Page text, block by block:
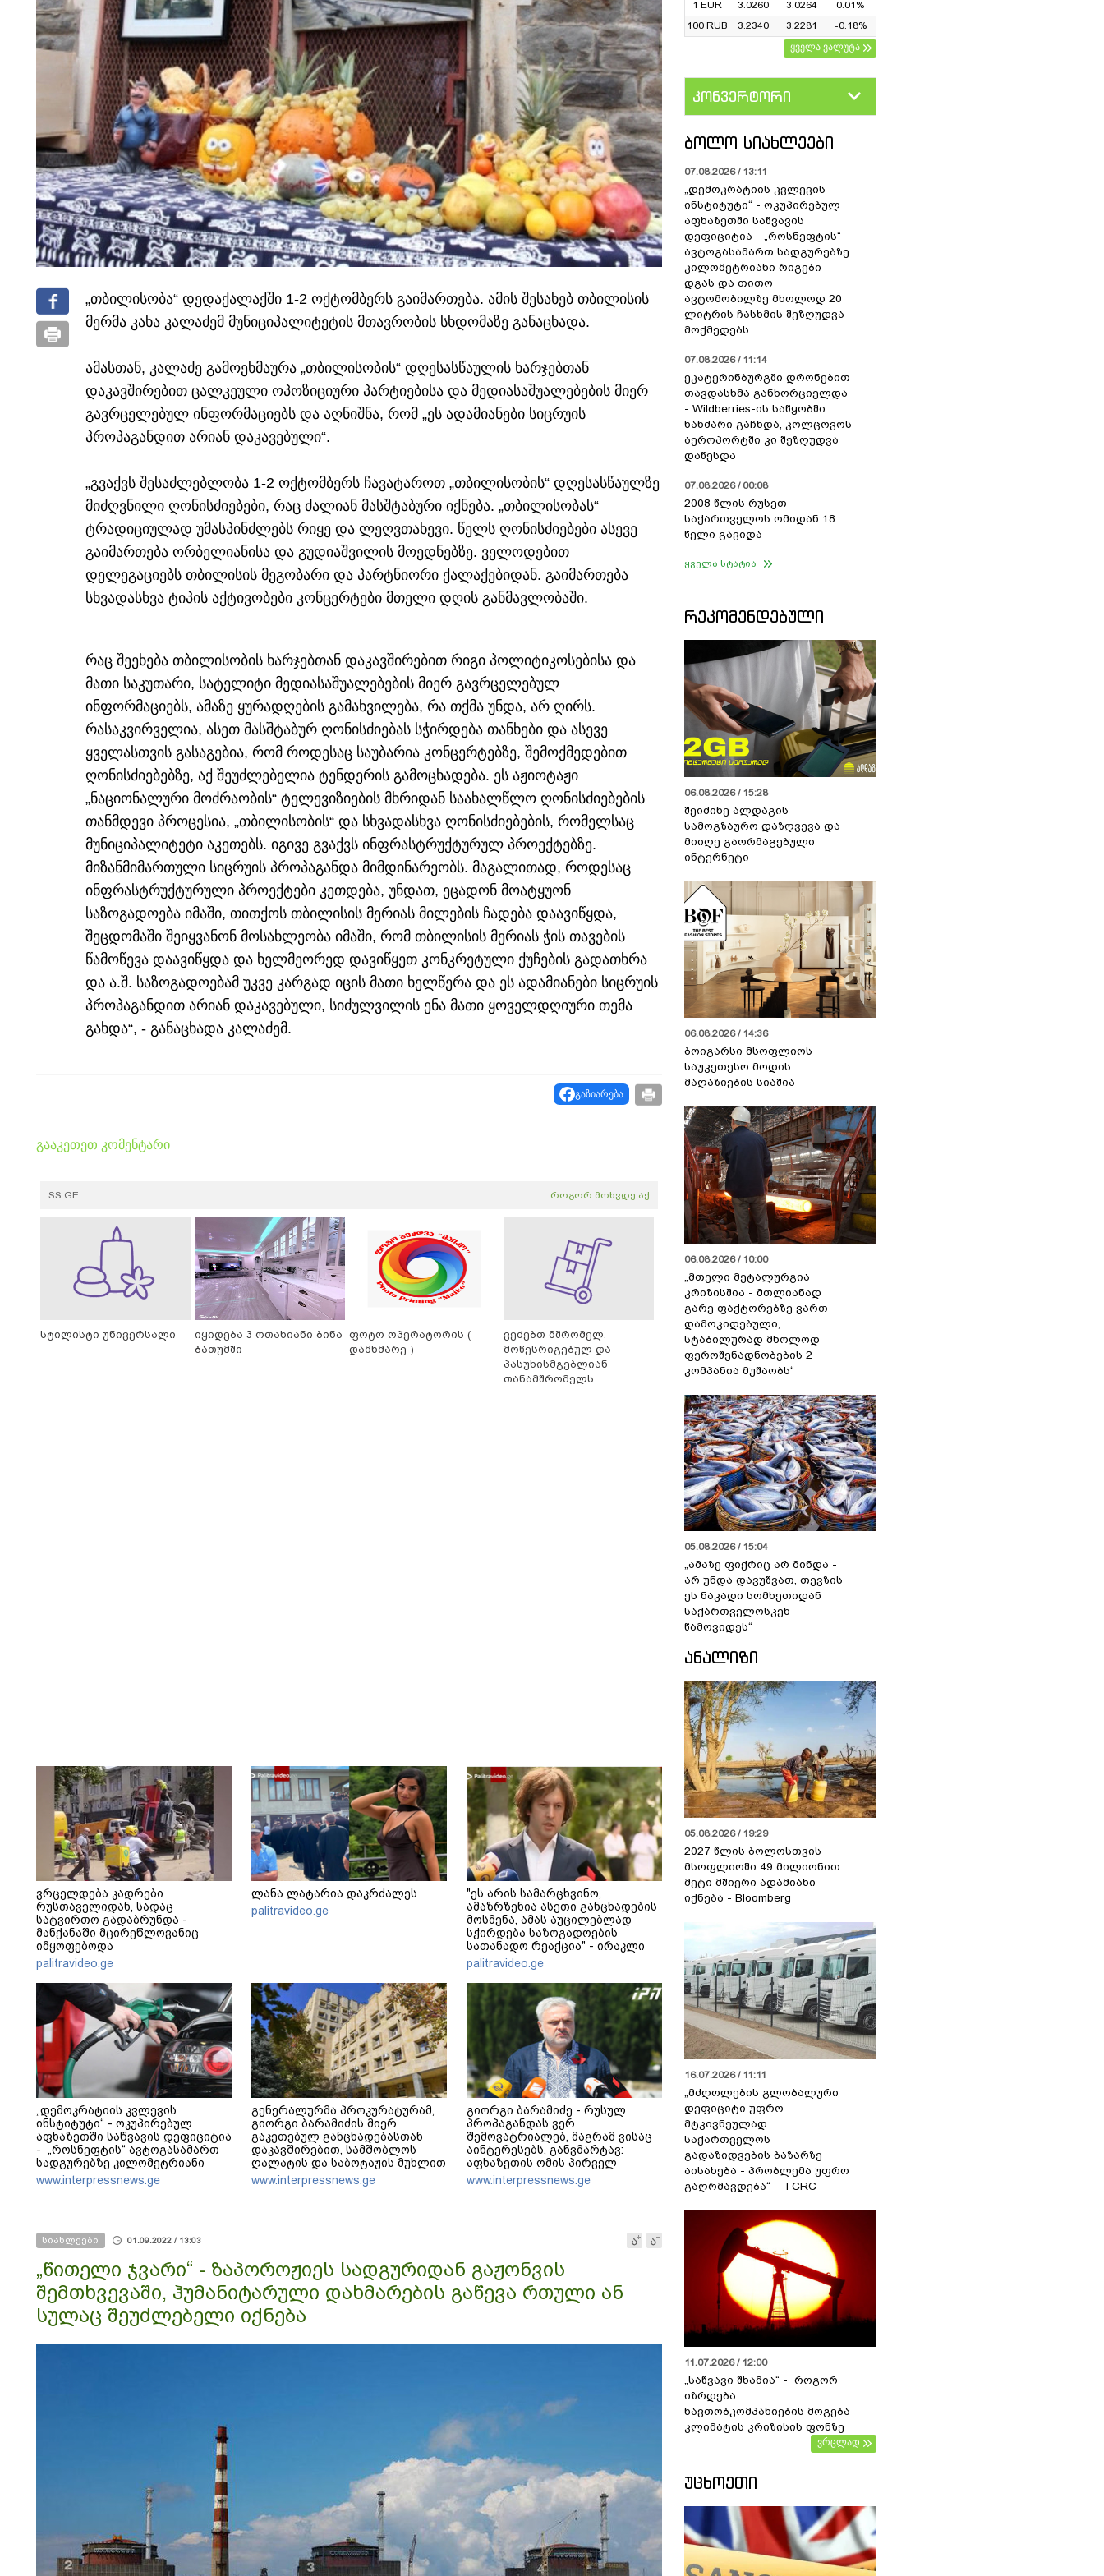
„თბილისობა“ დედაქალაქში 1-2 ოქტომბერს გაიმართება. ამის შესახებ თბილისის
მერმა კახა კალაძემ მუნიციპალიტეტის მთავრობის სხდომაზე განაცხადა.
ამასთან, კალაძე გამოეხმაურა „თბილისობის“ დღესასწაულის ხარჯებთან
დაკავშირებით ცალკეული ოპოზიციური პარტიებისა და მედიასაშუალებების მიერ
გავრცელებულ ინფორმაციებს და აღნიშნა, რომ „ეს ადამიანები სიცრუის
პროპაგანდით არიან დაკავებული“.
„გვაქვს შესაძლებლობა 1-2 ოქტომბერს ჩავატაროთ „თბილისობის“ დღესასწაულზე
მიძღვნილი ღონისძიებები, რაც ძალიან მასშტაბური იქნება. „თბილისობას“
ტრადიციულად უმასპინძლებს რიყე და ლეღვთახევი. წელს ღონისძიებები ასევე
გაიმართება ორბელიანისა და გუდიაშვილის მოედნებზე. ველოდებით
დელეგაციებს თბილისის მეგობარი და პარტნიორი ქალაქებიდან. გაიმართება
სხვადასხვა ტიპის აქტივობები კონცერტები მთელი დღის განმავლობაში.
რაც შეეხება თბილისობის ხარჯებთან დაკავშირებით რიგი პოლიტიკოსებისა და
მათი საკუთარი, სატელიტი მედიასაშუალებების მიერ გავრცელებულ
ინფორმაციებს, ამაზე ყურადღების გამახვილება, რა თქმა უნდა, არ ღირს.
რასაკვირველია, ასეთ მასშტაბურ ღონისძიებას სჭირდება თანხები და ასევე
ყველასთვის გასაგებია, რომ როდესაც საუბარია კონცერტებზე, შემოქმედებით
ღონისძიებებზე, აქ შეუძლებელია ტენდერის გამოცხადება. ეს აჟიოტაჟი
„ნაციონალური მოძრაობის“ ტელევიზიების მხრიდან საახალწლო ღონისძიებების
თანმდევი პროცესია, „თბილისობის“ და სხვადასხვა ღონისძიებების, რომელსაც
მუნიციპალიტეტი აკეთებს. იგივე გვაქვს ინფრასტრუქტურულ პროექტებზე.
მიზანმიმართული სიცრუის პროპაგანდა მიმდინარეობს. მაგალითად, როდესაც
ინფრასტრუქტურული პროექტები კეთდება, უნდათ, ეცადონ მოატყუონ
საზოგადოება იმაში, თითქოს თბილისის მერიას მილების ჩადება დაავიწყდა,
შეცდომაში შეიყვანონ მოსახლეობა იმაში, რომ თბილისის მერიას ჭის თავების
წამოწევა დაავიწყდა და ხელმეორედ დავიწყეთ კონკრეტული ქუჩების გადათხრა
და ა.შ. საზოგადოებამ უკვე კარგად იცის მათი ხელწერა და ეს ადამიანები სიცრუის
პროპაგანდით არიან დაკავებული, სიძულვილის ენა მათი ყოველდღიური თემა
გახდა“, - განაცხადა კალაძემ.
გაზიარება
გააკეთეთ კომენტარი
SS.GE როგორ მოხვდე აქ
სტილისტი უნივერსალი
იყიდება 3 ოთახიანი ბინა
ბათუმში
ფოტო ოპერატორის (
დამხმარე )
ვეძებთ მშრომელ.
მოწესრიგებულ და
პასუხისმგებლიან
თანამშრომელს.
ვრცელდება კადრები
რუსთაველიდან, სადაც
სატვირთო გადაბრუნდა -
მანქანაში მცირეწლოვანიც
იმყოფებოდა
palitravideo.ge
ლანა ლატარია დაკრძალეს
palitravideo.ge
"ეს არის სამარცხვინო,
ამაზრზენია ასეთი განცხადების
მოსმენა, ამას აუცილებლად
სჭირდება საზოგადოების
სათანადო რეაქცია" - ირაკლი
კობახიძე
palitravideo.ge
„დემოკრატიის კვლევის
ინსტიტუტი“ - ოკუპირებულ
აფხაზეთში საწვავის დეფიციტია
- „როსნეფტის“ ავტოგასამართ
სადგურებზე კილომეტრიანი
რიგები დგას და თითო
ავტომობილზე მხოლოდ 20
www.interpressnews.ge
გენერალურმა პროკურატურამ,
გიორგი ბარამიძის მიერ
გაკეთებულ განცხადებასთან
დაკავშირებით, სამშობლოს
ღალატის და საბოტაჟის მუხლით
გამოძიება დაიწყო
www.interpressnews.ge
გიორგი ბარამიძე - რუსულ
პროპაგანდას ვერ
შემოვატრიალებ, მაგრამ ვისაც
აინტერესებს, განვმარტავ:
აფხაზეთის ომის პირველ
პერიოდში, ბრძოლისას ტყვეებს
არ იყვანდნენ და კლავდნენ,
www.interpressnews.ge
სიახლეები 01.09.2022 / 13:03
„წითელი ჯვარი“ - ზაპოროჟიეს სადგურიდან გაჟონვის
შემთხვევაში, ჰუმანიტარული დახმარების გაწევა რთული ან
სულაც შეუძლებელი იქნება
1 EUR
3.0260 3.0264
0.01%
100 RUB
3.2340 3.2281
-0.18%
ყველა ვალუტა
კონვერტორი
ᲑᲝᲚᲝ ᲡᲘᲐᲮᲚᲔᲔᲑᲘ
07.08.2026 / 13:11
„დემოკრატიის კვლევის
ინსტიტუტი“ - ოკუპირებულ
აფხაზეთში საწვავის
დეფიციტია - „როსნეფტის“
ავტოგასამართ სადგურებზე
კილომეტრიანი რიგები
დგას და თითო
ავტომობილზე მხოლოდ 20
ლიტრის ჩასხმის შეზღუდვა
მოქმედებს
07.08.2026 / 11:14
ეკატერინბურგში დრონებით
თავდასხმა განხორციელდა
- Wildberries-ის საწყობში
ხანძარი გაჩნდა, კოლცოვოს
აეროპორტში კი შეზღუდვა
დაწესდა
07.08.2026 / 00:08
2008 წლის რუსეთ-
საქართველოს ომიდან 18
წელი გავიდა
ყველა სტატია
ᲠᲔᲙᲝᲛᲔᲜᲓᲔᲑᲣᲚᲘ
06.08.2026 / 15:28
შეიძინე ალდაგის
სამოგზაურო დაზღვევა და
მიიღე გაორმაგებული
ინტერნეტი
06.08.2026 / 14:36
ბოიგარსი მსოფლიოს
საუკეთესო მოდის
მაღაზიების სიაშია
06.08.2026 / 10:00
„მთელი მეტალურგია
კრიზისშია - მთლიანად
გარე ფაქტორებზე ვართ
დამოკიდებული,
სტაბილურად მხოლოდ
ფეროშენადნობების 2
კომპანია მუშაობს“
05.08.2026 / 15:04
„ამაზე ფიქრიც არ მინდა -
არ უნდა დავუშვათ, თევზის
ეს ნაკადი სომხეთიდან
საქართველოსკენ
წამოვიდეს“
ᲐᲜᲐᲚᲘᲖᲘ
05.08.2026 / 19:29
2027 წლის ბოლოსთვის
მსოფლიოში 49 მილიონით
მეტი მშიერი ადამიანი
იქნება - Bloomberg
16.07.2026 / 11:11
„მძღოლების გლობალური
დეფიციტი უფრო
მტკივნეულად
საქართველოს
გადაზიდვების ბაზარზე
აისახება - პრობლემა უფრო
გაღრმავდება“ – TCRC
11.07.2026 / 12:00
„საწვავი შხამია“ - როგორ
იზრდება
ნავთობკომპანიების მოგება
კლიმატის კრიზისის ფონზე
ვრცლად
ᲣᲪᲮᲝᲔᲗᲘ